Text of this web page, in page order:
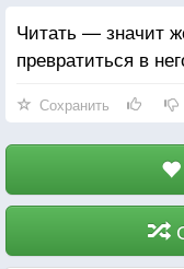
Читать — значит
превратиться в
Сохранить